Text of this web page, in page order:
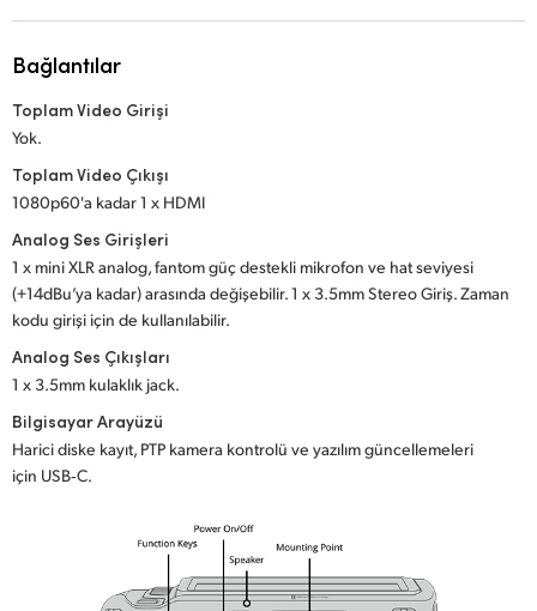
Bağlantılar
Toplam Video Girişi
Yok.
Toplam Video Çıkışı
1080p60'a kadar 1 x HDMI
Analog Ses Girişleri
1 x mini XLR analog, fantom güç destekli mikrofon ve hat seviyesi
(+14dBu’ya kadar) arasında değişebilir. 1 x 3.5mm Stereo Giriş. Zaman
kodu girişi için de kullanılabilir.
Analog Ses Çıkışları
1 x 3.5mm kulaklık jack.
Bilgisayar Arayüzü
Harici diske kayıt, PTP kamera kontrolü ve yazılım güncellemeleri
için USB‑C.